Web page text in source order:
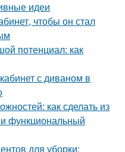
идеи
чтобы он стал
потенциал: как
с диваном в
как сделать из
функциональный
для уборки: